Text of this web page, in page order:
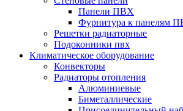
Панели ПВХ
Фурнитура к панелям
Решетки радиаторные
Подоконники пвх
Климатическое оборудование
Конвекторы
Радиаторы отопления
Алюминиевые
Биметаллические